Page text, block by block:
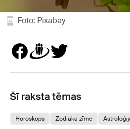
Foto: Pixabay
Šī raksta tēmas
Horoskops Zodiaka zīme